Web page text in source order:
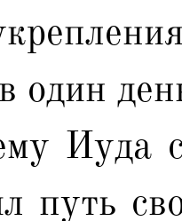
один
Иуда
путь